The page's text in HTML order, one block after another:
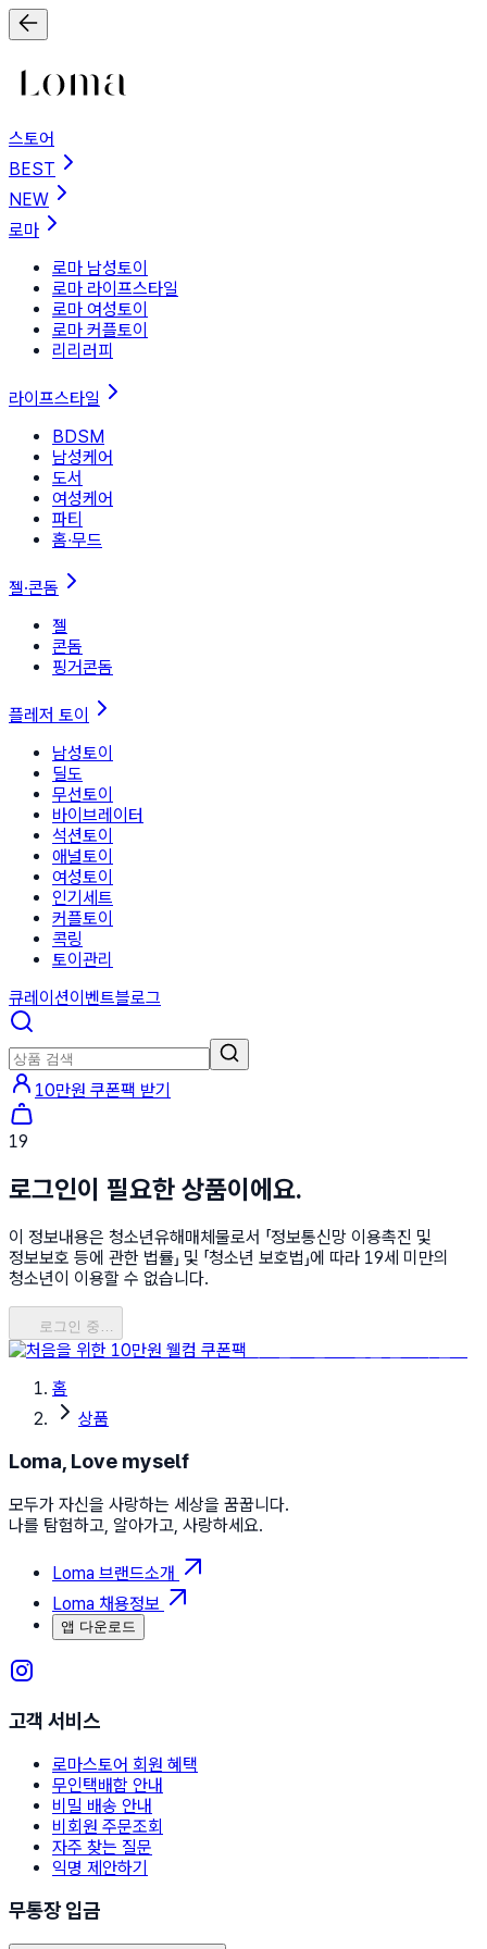
스토어
BEST
NEW
로마
로마 남성토이
로마 라이프스타일
로마 여성토이
로마 커플토이
리리러피
라이프스타일
BDSM
남성케어
도서
여성케어
파티
홈∙무드
젤·콘돔
젤
콘돔
핑거콘돔
플레저 토이
남성토이
딜도
무선토이
바이브레이터
석션토이
애널토이
여성토이
인기세트
커플토이
콕링
토이관리
큐레이션이벤트블로그
10만원 쿠폰팩 받기
19
로그인이 필요한 상품이에요.
이 정보내용은 청소년유해매체물로서 「정보통신망 이용촉진 및
정보보호 등에 관한 법률」 및 「청소년 보호법」에 따라 19세 미만의
청소년이 이용할 수 없습니다.
로그인 중…
홈
상품
Loma, Love myself
모두가 자신을 사랑하는 세상을 꿈꿉니다.
나를 탐험하고, 알아가고, 사랑하세요.
Loma 브랜드소개
Loma 채용정보
앱 다운로드
고객 서비스
로마스토어 회원 혜택
무인택배함 안내
비밀 배송 안내
비회원 주문조회
자주 찾는 질문
익명 제안하기
무통장 입금